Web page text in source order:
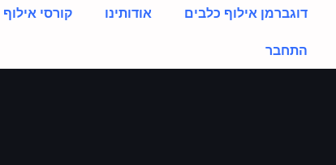
דוגברמן אילוף כלבים אודותינו קורסי אילוף
התחבר